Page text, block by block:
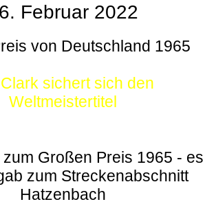
Februar 2022
von Deutschland 1965
sichert sich den
Weltmeistertitel
Großen Preis 1965 - es
zum Streckenabschnitt
Hatzenbach